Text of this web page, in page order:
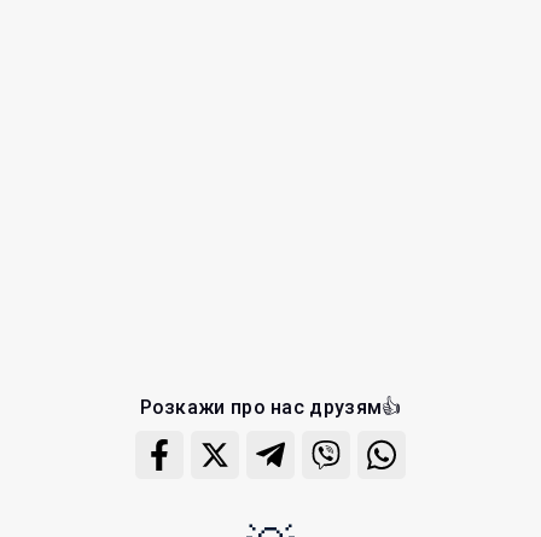
Розкажи про нас друзям👍